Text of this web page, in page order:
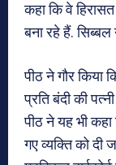
कहा कि वे
बना रहे हैं.
पीठ ने गौर किया
प्रति बंदी की
पीठ ने यह भी
गए व्यक्ति को